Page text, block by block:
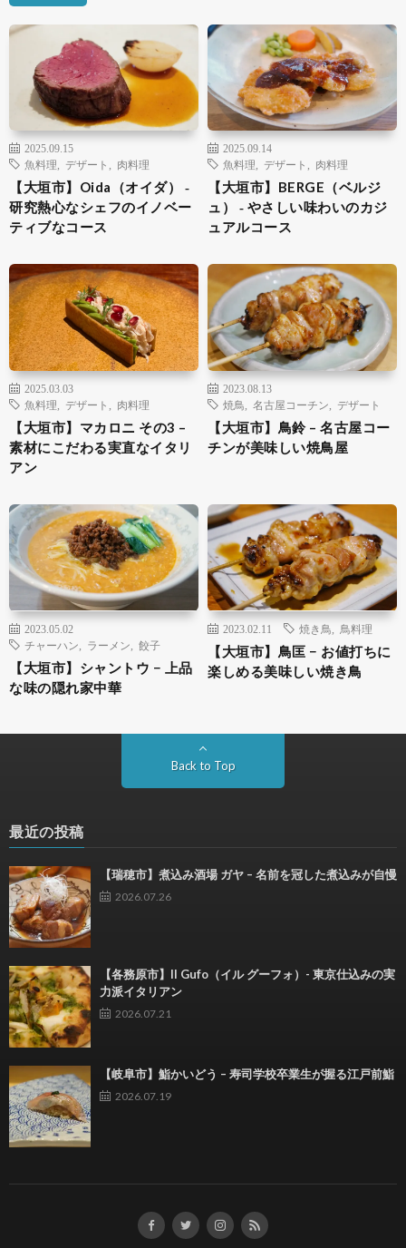
2025.09.15
魚料理
デザート 肉料理
【大垣市】Oida（オイダ） ‐
研究熱心なシェフのイノベー
ティブなコース
2025.09.14
魚料理
デザート 肉料理
【大垣市】BERGE（ベルジ
ュ） ‐ やさしい味わいのカジ
ュアルコース
2025.03.03
魚料理
デザート 肉料理
【大垣市】マカロニ その3 –
素材にこだわる実直なイタリ
アン
2023.08.13
焼鳥
名古屋コーチン デザート
【大垣市】鳥鈴 – 名古屋コー
チンが美味しい焼鳥屋
2023.05.02
チャーハン
ラーメン 餃子
【大垣市】シャントウ − 上品
な味の隠れ家中華
2023.02.11 焼き鳥 鳥料理
【大垣市】鳥匡 − お値打ちに
楽しめる美味しい焼き鳥
Back to Top
最近の投稿
【瑞穂市】煮込み酒場 ガヤ – 名前を冠した煮込みが自慢
2026.07.26
【各務原市】Il Gufo（イル グーフォ）- 東京仕込みの実
力派イタリアン
2026.07.21
【岐阜市】鮨かいどう – 寿司学校卒業生が握る江戸前鮨
2026.07.19